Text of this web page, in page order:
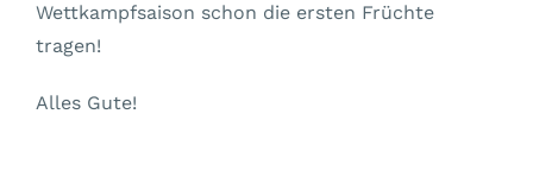
Wettkampfsaison schon die ersten Früchte
tragen!
Alles Gute!